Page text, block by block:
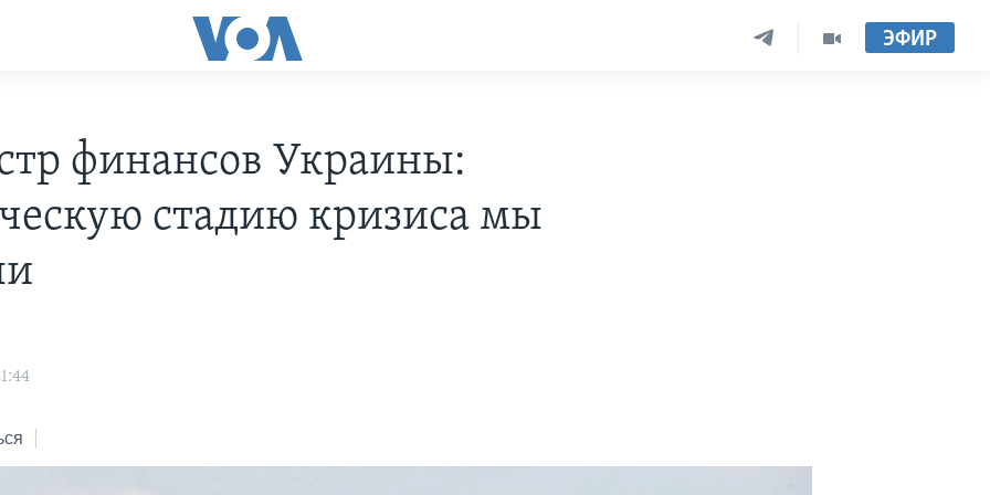
ЭФИР
финансов Украины:
стадию кризиса мы